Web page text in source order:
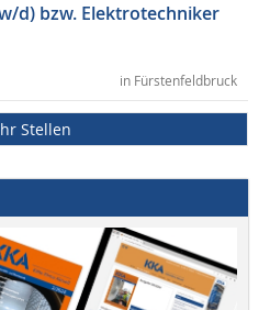
d) bzw. Elektrotechniker
in Fürstenfeldbruck
Stellen